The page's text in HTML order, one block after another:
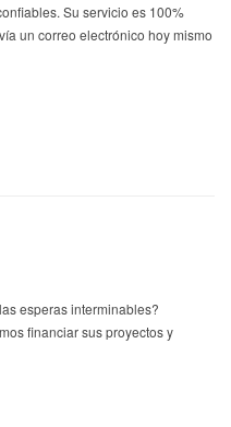
Su servicio es 100%
un correo electrónico hoy mismo
esperas interminables?
financiar sus proyectos y